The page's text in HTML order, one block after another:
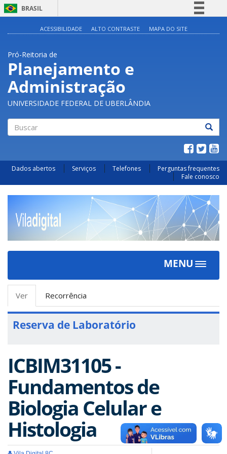
BRASIL
Acesso à informação
ACESSIBILIDADE ALTO CONTRASTE MAPA DO SITE
Pró-Reitoria de
Planejamento e
Administração
UNIVERSIDADE FEDERAL DE UBERLÂNDIA
Dados abertos Serviços Telefones
Perguntas frequentes
Fale conosco
MENU
Toggle
Abas
primárias
Ver
ativa)
Recorrência
Reserva de Laboratório
ICBIM31105 -
Fundamentos de
Biologia Celular e
Histologia